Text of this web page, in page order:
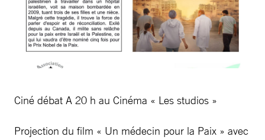
Ciné débat A 20 h au Cinéma « Les studios »
Projection du film « Un médecin pour la Paix » avec